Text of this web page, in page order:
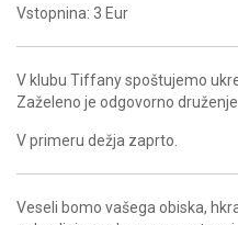
Vstopnina: 3 Eur
V klubu Tiffany spoštujemo
Zaželeno je odgovorno druženje.
V primeru dežja zaprto.
Veseli bomo vašega obiska,